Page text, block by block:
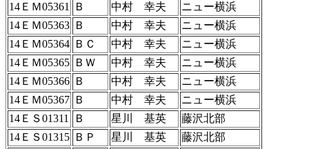
14ＥＭ05361
Ｂ 中村 幸夫
ニュー横浜
14ＥＭ05363 Ｂ 中村 幸夫
ニュー横浜
14ＥＭ05364 ＢＣ 中村 幸夫
ニュー横浜
14ＥＭ05365 ＢＷ 中村 幸夫
ニュー横浜
14ＥＭ05366 Ｂ 中村 幸夫
ニュー横浜
14ＥＭ05367 Ｂ 中村 幸夫
ニュー横浜
14ＥＳ01311
Ｂ 星川 基英
藤沢北部
14ＥＳ01315 ＢＰ 星川 基英
藤沢北部